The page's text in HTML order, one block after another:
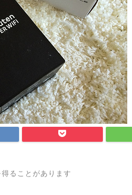
ることがあります